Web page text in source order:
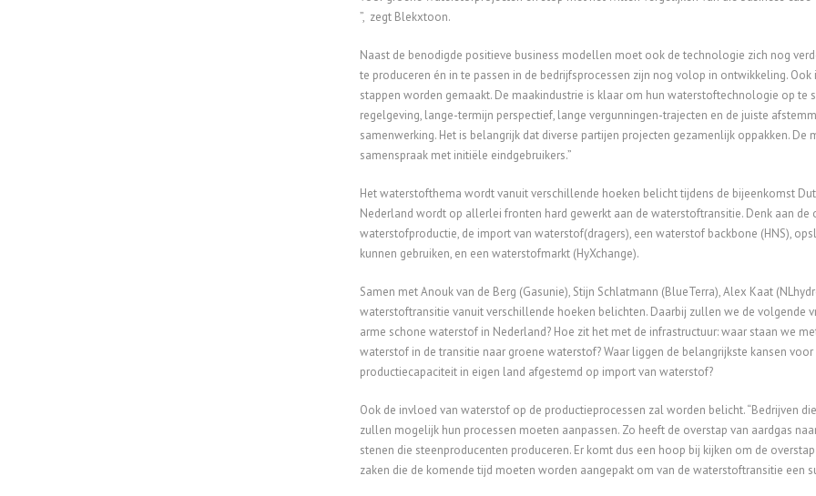
”, zegt Blekxtoon.
Naast de benodigde positieve business modellen moet ook de technologie zich nog
te produceren én in te passen in de bedrijfsprocessen zijn nog volop in ontwikkeling.
stappen worden gemaakt. De maakindustrie is klaar om hun waterstoftechnologie op
regelgeving, lange-termijn perspectief, lange vergunningen-trajecten en de juiste
samenwerking. Het is belangrijk dat diverse partijen projecten gezamenlijk oppakken.
samenspraak met initiële eindgebruikers.”
Het waterstofthema wordt vanuit verschillende hoeken belicht tijdens de bijeenkomst
Nederland wordt op allerlei fronten hard gewerkt aan de waterstoftransitie. Denk aan
waterstofproductie, de import van waterstof(dragers), een waterstof backbone (HNS),
kunnen gebruiken, en een waterstofmarkt (HyXchange).
Samen met Anouk van de Berg (Gasunie), Stijn Schlatmann (BlueTerra), Alex Kaat
waterstoftransitie vanuit verschillende hoeken belichten. Daarbij zullen we de volgende
arme schone waterstof in Nederland? Hoe zit het met de infrastructuur: waar staan we
waterstof in de transitie naar groene waterstof? Waar liggen de belangrijkste kansen
productiecapaciteit in eigen land afgestemd op import van waterstof?
Ook de invloed van waterstof op de productieprocessen zal worden belicht. “Bedrijven
zullen mogelijk hun processen moeten aanpassen. Zo heeft de overstap van aardgas
stenen die steenproducenten produceren. Er komt dus een hoop bij kijken om de
zaken die de komende tijd moeten worden aangepakt om van de waterstoftransitie een